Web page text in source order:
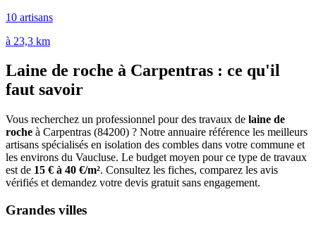
10 artisans
à 23,3 km
Laine de roche à Carpentras : ce qu'il
faut savoir
Vous recherchez un professionnel pour des travaux de laine de
roche à Carpentras (84200) ? Notre annuaire référence les meilleurs
artisans spécialisés en isolation des combles dans votre commune et
les environs du Vaucluse. Le budget moyen pour ce type de travaux
est de 15 € à 40 €/m². Consultez les fiches, comparez les avis
vérifiés et demandez votre devis gratuit sans engagement.
Grandes villes